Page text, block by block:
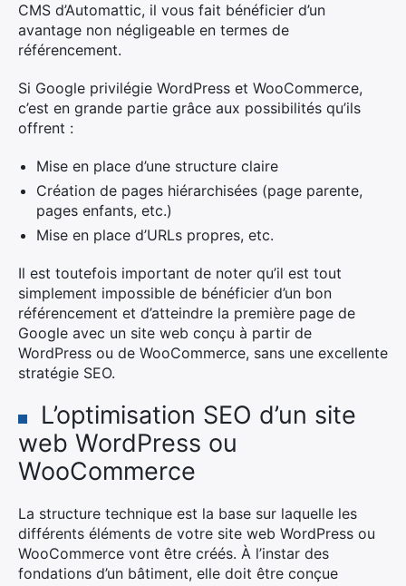
CMS d’Automattic, il vous fait bénéficier d’un
avantage non négligeable en termes de
référencement.
Si Google privilégie WordPress et WooCommerce,
c’est en grande partie grâce aux possibilités qu’ils
offrent :
Mise en place d’une structure claire
Création de pages hiérarchisées (page parente,
pages enfants, etc.)
Mise en place d’URLs propres, etc.
Il est toutefois important de noter qu’il est tout
simplement impossible de bénéficier d’un bon
référencement et d’atteindre la première page de
Google avec un site web conçu à partir de
WordPress ou de WooCommerce, sans une excellente
stratégie SEO.
L’optimisation SEO d’un site
web WordPress ou
WooCommerce
La structure technique est la base sur laquelle les
différents éléments de votre site web WordPress ou
WooCommerce vont être créés. À l’instar des
fondations d’un bâtiment, elle doit être conçue